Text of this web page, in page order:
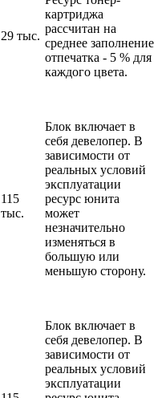
29 тыс.
картриджа
рассчитан на
среднее заполнение
отпечатка - 5 % для
каждого цвета.
115
тыс.
Блок включает в
себя девелопер. В
зависимости от
реальных условий
эксплуатации
ресурс юнита
может
незначительно
изменяться в
большую или
меньшую сторону.
Блок включает в
себя девелопер. В
зависимости от
реальных условий
эксплуатации